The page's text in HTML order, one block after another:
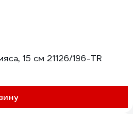
15 см 21126/196-TR